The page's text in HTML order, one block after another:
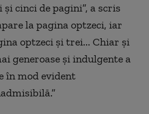
cinci de pagini”, a scris
la pagina optzeci, iar
optzeci și trei... Chiar și
generoase și indulgente a
în mod evident